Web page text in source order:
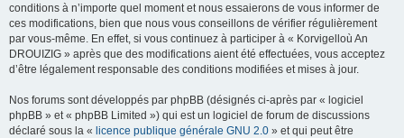
conditions à n’importe quel moment et nous essaierons de vous informer de
ces modifications, bien que nous vous conseillons de vérifier régulièrement
par vous-même. En effet, si vous continuez à participer à « Korvigelloù An
DROUIZIG » après que des modifications aient été effectuées, vous acceptez
d’être légalement responsable des conditions modifiées et mises à jour.
Nos forums sont développés par phpBB (désignés ci-après par « logiciel
phpBB » et « phpBB Limited ») qui est un logiciel de forum de discussions
déclaré sous la « licence publique générale GNU 2.0 » et qui peut être